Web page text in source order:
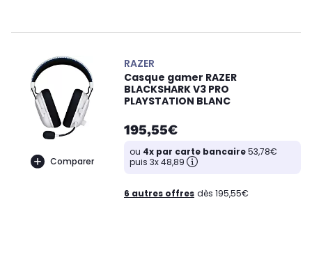
Comparer
RAZER
Casque gamer RAZER
BLACKSHARK V3 PRO
PLAYSTATION BLANC
195,55€
ou 4x par carte bancaire53,78€
puis 3x 48,89
6 autres offres dès 195,55€